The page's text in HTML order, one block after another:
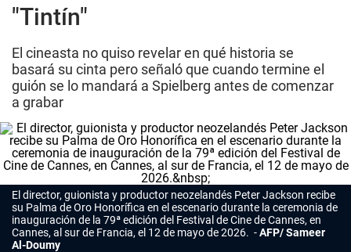
"Tintín"
El cineasta no quiso revelar en qué historia se
basará su cinta pero señaló que cuando termine el
guión se lo mandará a Spielberg antes de comenzar
a grabar
El director, guionista y productor neozelandés Peter Jackson recibe
su Palma de Oro Honorífica en el escenario durante la ceremonia de
inauguración de la 79ª edición del Festival de Cine de Cannes, en
Cannes, al sur de Francia, el 12 de mayo de 2026.
AFP/ Sameer
Al-Doumy